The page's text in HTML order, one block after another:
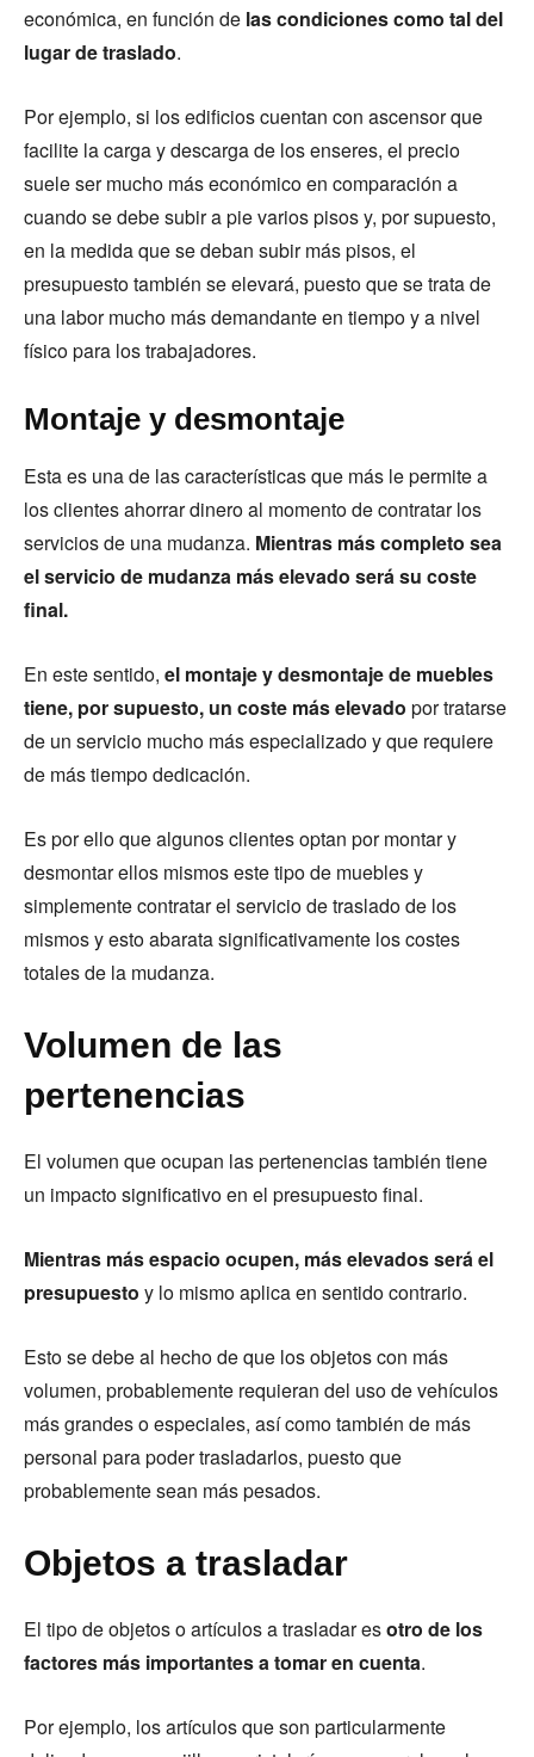
económica, en función de las condiciones como tal del
lugar de traslado.
Por ejemplo, si los edificios cuentan con ascensor que
facilite la carga y descarga de los enseres, el precio
suele ser mucho más económico en comparación a
cuando se debe subir a pie varios pisos y, por supuesto,
en la medida que se deban subir más pisos, el
presupuesto también se elevará, puesto que se trata de
una labor mucho más demandante en tiempo y a nivel
físico para los trabajadores.
Montaje y desmontaje
Esta es una de las características que más le permite a
los clientes ahorrar dinero al momento de contratar los
servicios de una mudanza. Mientras más completo sea
el servicio de mudanza más elevado será su coste
final.
En este sentido, el montaje y desmontaje de muebles
tiene, por supuesto, un coste más elevado por tratarse
de un servicio mucho más especializado y que requiere
de más tiempo dedicación.
Es por ello que algunos clientes optan por montar y
desmontar ellos mismos este tipo de muebles y
simplemente contratar el servicio de traslado de los
mismos y esto abarata significativamente los costes
totales de la mudanza.
Volumen de las
pertenencias
El volumen que ocupan las pertenencias también tiene
un impacto significativo en el presupuesto final.
Mientras más espacio ocupen, más elevados será el
presupuesto y lo mismo aplica en sentido contrario.
Esto se debe al hecho de que los objetos con más
volumen, probablemente requieran del uso de vehículos
más grandes o especiales, así como también de más
personal para poder trasladarlos, puesto que
probablemente sean más pesados.
Objetos a trasladar
El tipo de objetos o artículos a trasladar esotro de los
factores más importantes a tomar en cuenta.
Por ejemplo, los artículos que son particularmente